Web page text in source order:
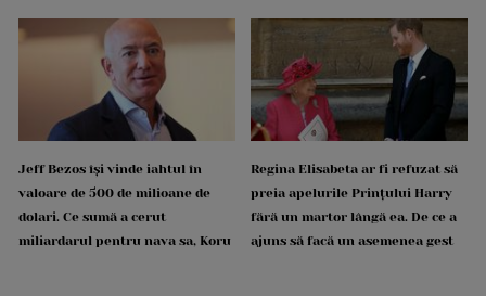
Jeff Bezos își vinde iahtul în
valoare de 500 de milioane de
dolari. Ce sumă a cerut
miliardarul pentru nava sa, Koru
Regina Elisabeta ar fi refuzat să
preia apelurile Prințului Harry
fără un martor lângă ea. De ce a
ajuns să facă un asemenea gest